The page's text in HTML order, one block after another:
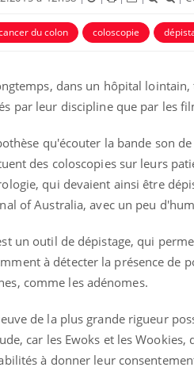
du colon coloscopie
dans un hôpital
par leur discipline que par les
qu'écouter la bande son
des coloscopies sur leurs
qui devaient ainsi être
of Australia, avec un peu
un outil de dépistage, qui
à détecter la présence de
comme les adénomes.
de la plus grande rigueur
car les Ewoks et les
à donner leur